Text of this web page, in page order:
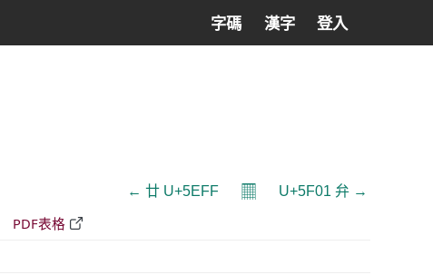
字碼 漢字 登入
← 廿 U+5EFF 𝄜 U+5F01 弁 →
PDF表格